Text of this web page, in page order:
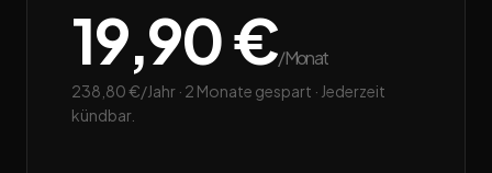
19,90 €/Monat
238,80 €/Jahr · 2 Monate gespart · Jederzeit
kündbar.